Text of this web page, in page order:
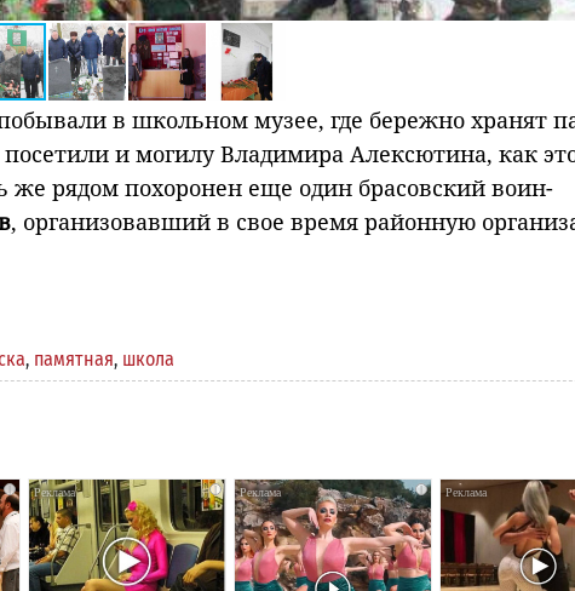
в школьном музее, где бережно хранят
и могилу Владимира Алексютина, как
же рядом похоронен еще один брасовский воин-
, организовавший в свое время районную
, памятная, школа
i i i